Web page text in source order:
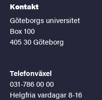
Kontakt
Göteborgs universitet
Box 100
405 30 Göteborg
Telefonväxel
031-786 00 00
Helgfria vardagar 8-16